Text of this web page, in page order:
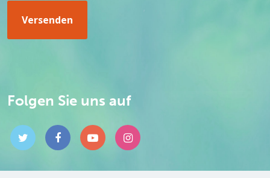
Folgen Sie uns auf